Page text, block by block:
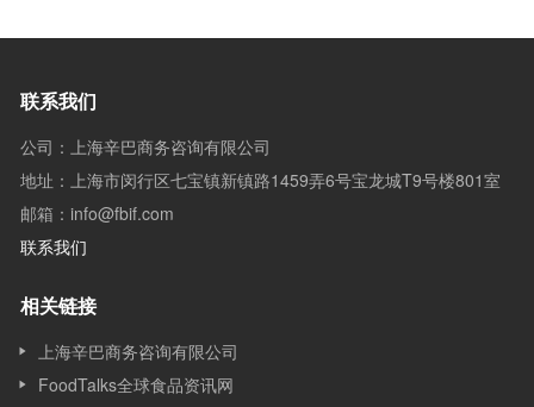
联系我们
公司：上海辛巴商务咨询有限公司
地址：上海市闵行区七宝镇新镇路1459弄6号宝龙城T9号楼801室
邮箱：info@fbif.com
联系我们
相关链接
上海辛巴商务咨询有限公司
FoodTalks全球食品资讯网